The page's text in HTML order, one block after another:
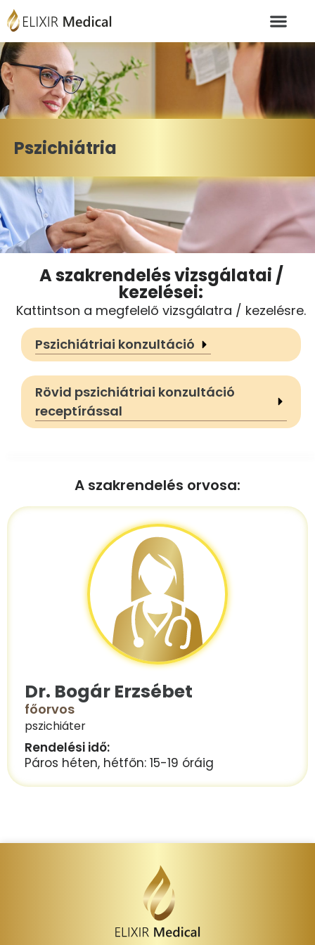
Pszichiátria
A szakrendelés vizsgálatai /
kezelései:
Kattintson a megfelelő vizsgálatra / kezelésre.
Pszichiátriai konzultáció
Rövid pszichiátriai konzultáció
receptírással
A szakrendelés orvosa:
Dr. Bogár Erzsébet
főorvos
pszichiáter
Rendelési idő:
Páros héten, hétfőn: 15-19 óráig